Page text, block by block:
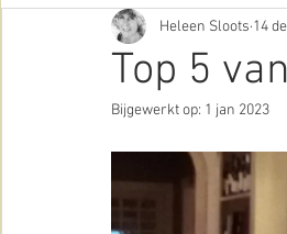
Autoroute olijfolie
historie
olijfolie
Top 5
Heleen Sloots 14
Bijgewerkt op: 1 jan 2023